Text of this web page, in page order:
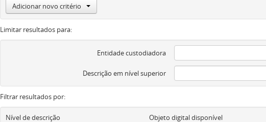
Adicionar novo critério
Limitar resultados para:
Entidade custodiadora
Descrição em nível superior
Filtrar resultados por:
Nível de descrição Objeto digital disponível